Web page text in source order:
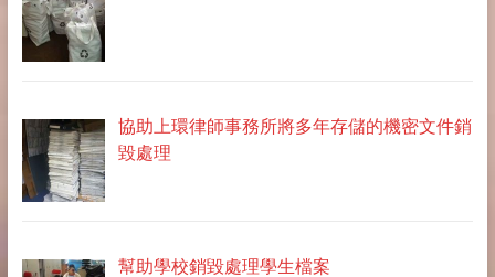
協助上環律師事務所將多年存儲的機密文件銷
毀處理
幫助學校銷毀處理學生檔案